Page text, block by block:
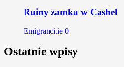
Ruiny zamku w Cashel
Emigranci.ie 0
Ostatnie wpisy